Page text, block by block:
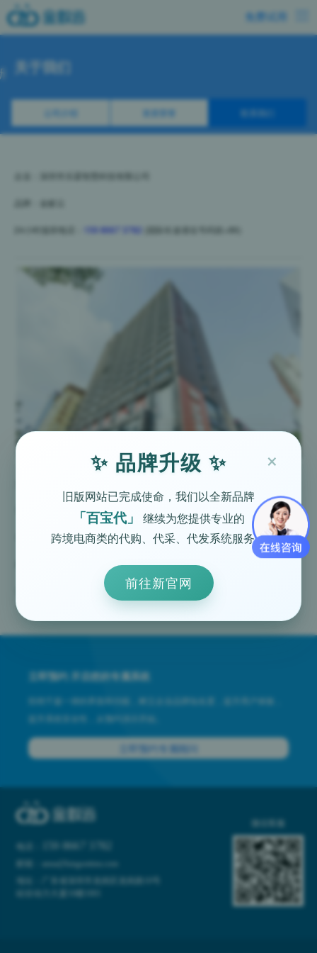
免费试用
关于我们
公司介绍 资质荣誉 联系我们
企业：深圳市乐霖智慧科技有限公司
品牌：金蚁云
24小时值班电话： 159 8667 3782 (国际长途请在号码前+86)
客服：0755 - 23703700 转8001
传真：0755 - 23703700 转8099
邮箱：anna@kinganttms.com
地址：深圳市龙岗区龙岗路10号硅谷动力电子商务港10楼1001
立即预约 开启您的专属系统
拒绝千篇一律的界面和功能，树立企业品牌知名度，提升用户体验，
提升系统安全性，从预约演示开始。
立即预约专属顾问
159 8667 3782
邮箱：anna@kinganttms.com
微信客服
×
✨ 品牌升级 ✨
旧版网站已完成使命，我们以全新品牌
「百宝代」
继续为您提供专业的
跨境电商类的代购、代采、代发系统服务。
前往新官网